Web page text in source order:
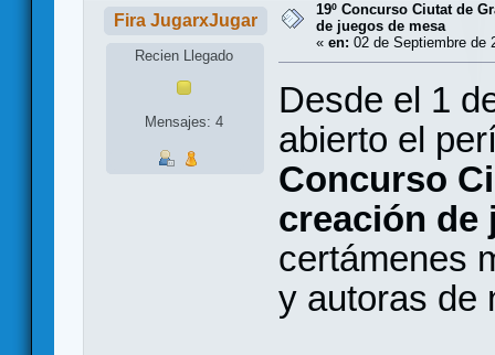
Fira JugarxJugar
Recien Llegado
Mensajes: 4
19º Concurso Ciutat de
de juegos de mesa
« en: 02 de Septiembre de
Desde el 1
abierto el
Concurso
creación de
certámenes
y autoras de